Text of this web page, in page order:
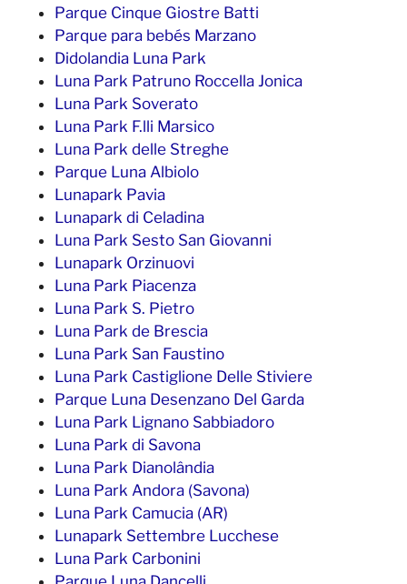
Parque Cinque Giostre Batti
Parque para bebés Marzano
Didolandia Luna Park
Luna Park Patruno Roccella Jonica
Luna Park Soverato
Luna Park F.lli Marsico
Luna Park delle Streghe
Parque Luna Albiolo
Lunapark Pavia
Lunapark di Celadina
Luna Park Sesto San Giovanni
Lunapark Orzinuovi
Luna Park Piacenza
Luna Park S. Pietro
Luna Park de Brescia
Luna Park San Faustino
Luna Park Castiglione Delle Stiviere
Parque Luna Desenzano Del Garda
Luna Park Lignano Sabbiadoro
Luna Park di Savona
Luna Park Dianolândia
Luna Park Andora (Savona)
Luna Park Camucia (AR)
Lunapark Settembre Lucchese
Luna Park Carbonini